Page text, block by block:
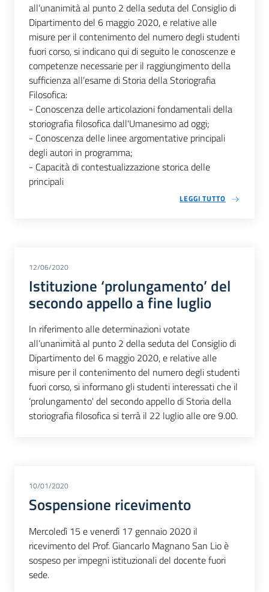
all’unanimità al punto 2 della seduta del Consiglio di
Dipartimento del 6 maggio 2020, e relative alle
misure per il contenimento del numero degli studenti
fuori corso, si indicano qui di seguito le conoscenze e
competenze necessarie per il raggiungimento della
sufficienza all’esame di Storia della Storiografia
Filosofica:
- Conoscenza delle articolazioni fondamentali della
storiografia filosofica dall'Umanesimo ad oggi;
- Conoscenza delle linee argomentative principali
degli autori in programma;
- Capacità di contestualizzazione storica delle
principali
LEGGI TUTTO
12/06/2020
Istituzione ‘prolungamento’ del
secondo appello a fine luglio
In riferimento alle determinazioni votate
all’unanimità al punto 2 della seduta del Consiglio di
Dipartimento del 6 maggio 2020, e relative alle
misure per il contenimento del numero degli studenti
fuori corso, si informano gli studenti interessati che il
‘prolungamento' del secondo appello di Storia della
storiografia filosofica si terrà il 22 luglio alle ore 9.00.
10/01/2020
Sospensione ricevimento
Mercoledì 15 e venerdì 17 gennaio 2020 il
ricevimento del Prof. Giancarlo Magnano San Lio è
sospeso per impegni istituzionali del docente fuori
sede.